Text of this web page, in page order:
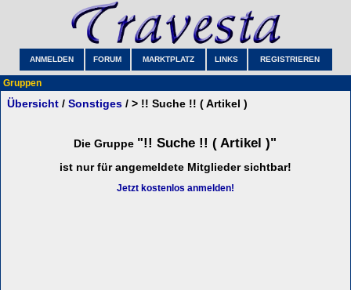
ANMELDEN FORUM MARKTPLATZ LINKS REGISTRIEREN
Gruppen
Übersicht / Sonstiges / > !! Suche !! ( Artikel )
Die Gruppe "!! Suche !! ( Artikel )"
ist nur für angemeldete Mitglieder sichtbar!
Jetzt kostenlos anmelden!